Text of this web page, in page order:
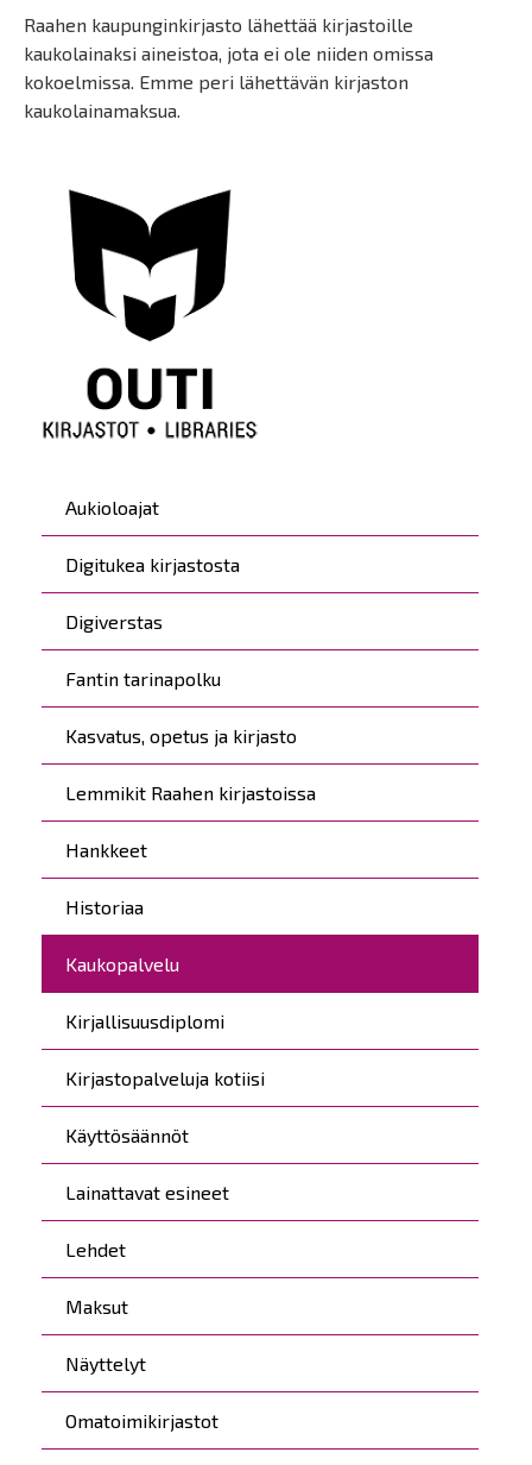
Päävalikko
Aukioloajat
Digitukea kirjastosta
Digiverstas
Fantin tarinapolku
Kasvatus, opetus ja kirjasto
Lemmikit Raahen kirjastoissa
Hankkeet
Historiaa
Kaukopalvelu
Kirjallisuusdiplomi
Kirjastopalveluja kotiisi
Käyttösäännöt
Lainattavat esineet
Lehdet
Maksut
Näyttelyt
Omatoimikirjastot
Raahen kaupunginkirjasto lähettää kirjastoille
kaukolainaksi aineistoa, jota ei ole niiden omissa
kokoelmissa. Emme peri lähettävän kirjaston
kaukolainamaksua.